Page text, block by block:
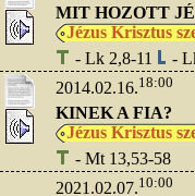
MIT HOZOTT
Jézus Krisztus
- Lk 2,8-11
-
2014.02.16.18:00
KINEK A FIA?
Jézus Krisztus
- Mt 13,53-58
2021.02.07.10:00